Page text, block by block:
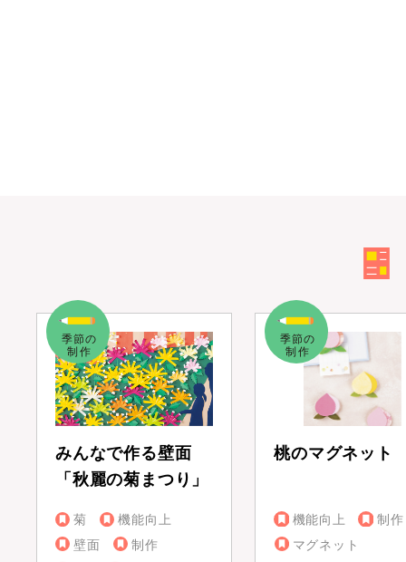
みんなで作る壁面
「秋麗の菊まつり」
菊
機能向上
壁面
制作
桃のマグネット
機能向上
制作
マグネット